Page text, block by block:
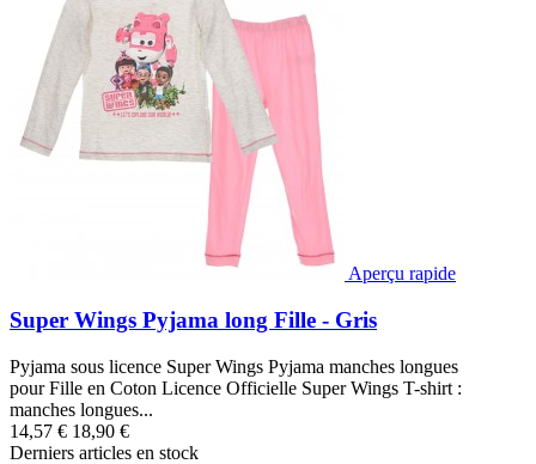
Aperçu rapide
Super Wings Pyjama long Fille - Gris
Pyjama sous licence Super Wings Pyjama manches longues
pour Fille en Coton Licence Officielle Super Wings T-shirt :
manches longues...
14,57 € 18,90 €
Derniers articles en stock